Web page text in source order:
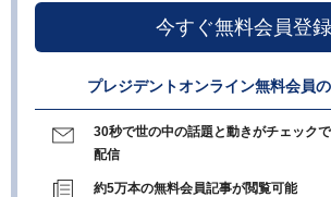
今すぐ無料会員登録
プレジデントオンライン無料会員
30秒で世の中の話題と動きがチェック
配信
約5万本の無料会員記事が閲覧可能